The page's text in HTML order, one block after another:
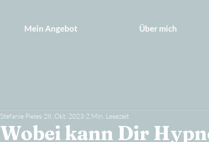
Mein Angebot Über mich
Wobei kann Dir
Stefanie Pieles 28. Okt. 2023 2 Min. Lesezeit